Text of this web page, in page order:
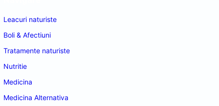
Leacuri naturiste
Boli & Afectiuni
Tratamente naturiste
Nutritie
Medicina
Medicina Alternativa